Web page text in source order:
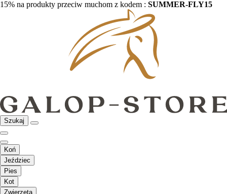
15% na produkty przeciw muchom z kodem : SUMMER-FLY15
Szukaj
Koń
Jeździec
Pies
Kot
Zwierzęta